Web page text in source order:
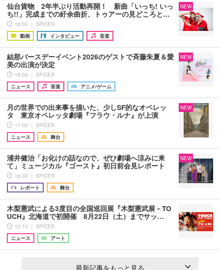
仙台貨物 2年半ぶり活動再開！ 新曲「いっち! いっ
ち!!」完成までの紆余曲折、トゥアーの見どころと…
18:00 ｜ SPICER
動画
インタビュー 音楽
NEW
結那バースデーイベント2026のゲストで斉藤朱夏＆愛
美の出演が決定
18:00 ｜ SPICER
ニュース
音楽 アニメ/ゲーム
NEW
月の世界での出来事を描いた、少しSF的なオペレッ
タ 東京オペレッタ劇場『フラウ・ルナ』が上演
17:00 ｜ SPICER
ニュース
舞台
NEW
浦井健治「お化けの話なので、ぜひ劇場へ涼みに来
て」ミュージカル『ゴースト』初日前会見レポート
16:30 ｜ SPICER
レポート
舞台
NEW
木梨憲武による3度目の全国巡回展『木梨憲武展－TO
UCH』北海道で初開催 8月22日（土）までサッ…
12:10 ｜ SPICER
ニュース
アート
最新記事をもっと見る